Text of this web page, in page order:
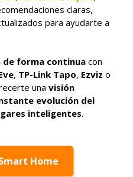
claras,
para ayudarte a
de forma continua con
, TP-Link Tapo, Ezviz o
una visión
evolución del
inteligentes.
Home